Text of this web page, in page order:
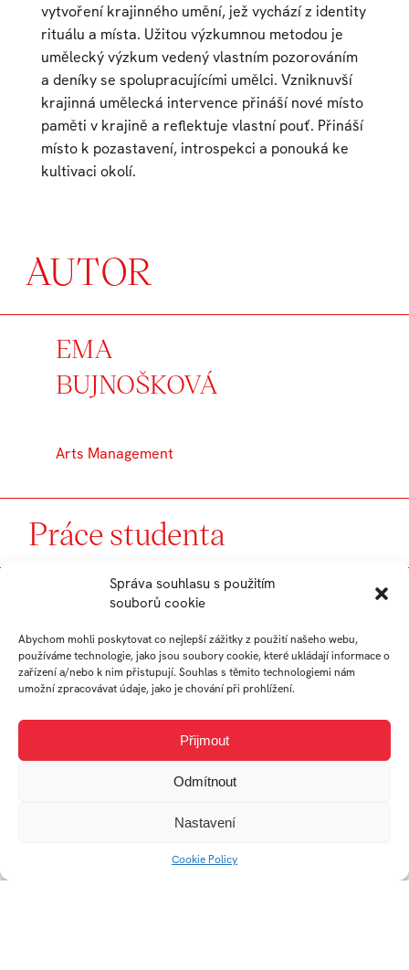
Správa souhlasu s použitím
souborů cookie
Abychom mohli poskytovat co nejlepší zážitky z použití našeho webu,
používáme technologie, jako jsou soubory cookie, které ukládají informace o
zařízení a/nebo k nim přistupují. Souhlas s těmito technologiemi nám
umožní zpracovávat údaje, jako je chování při prohlížení.
Přijmout
Odmítnout
Nastavení
Cookie Policy
vytvoření krajinného umění, jež vychází z identity
rituálu a místa. Užitou výzkumnou metodou je
umělecký výzkum vedený vlastním pozorováním
a deníky se spolupracujícími umělci. Vzniknuvší
krajinná umělecká intervence přináší nové místo
paměti v krajině a reflektuje vlastní pouť. Přináší
místo k pozastavení, introspekci a ponouká ke
kultivaci okolí.
AUTOR
EMA
BUJNOŠKOVÁ
Arts Management
Práce studenta
Mezi pamětí a krajinou: